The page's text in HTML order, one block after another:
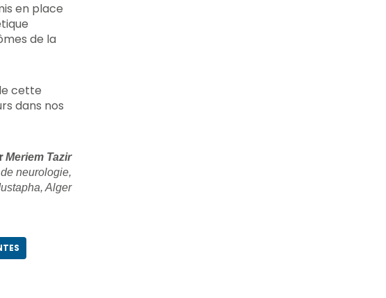
en place
de la
cette
dans nos
Meriem Tazir